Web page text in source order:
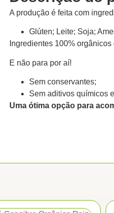
A produção é feita com
Glúten; Leite; Soja;
Ingredientes 100%
E não para por aí!
Sem conservantes;
Sem aditivos químicos
Uma ótima opção para